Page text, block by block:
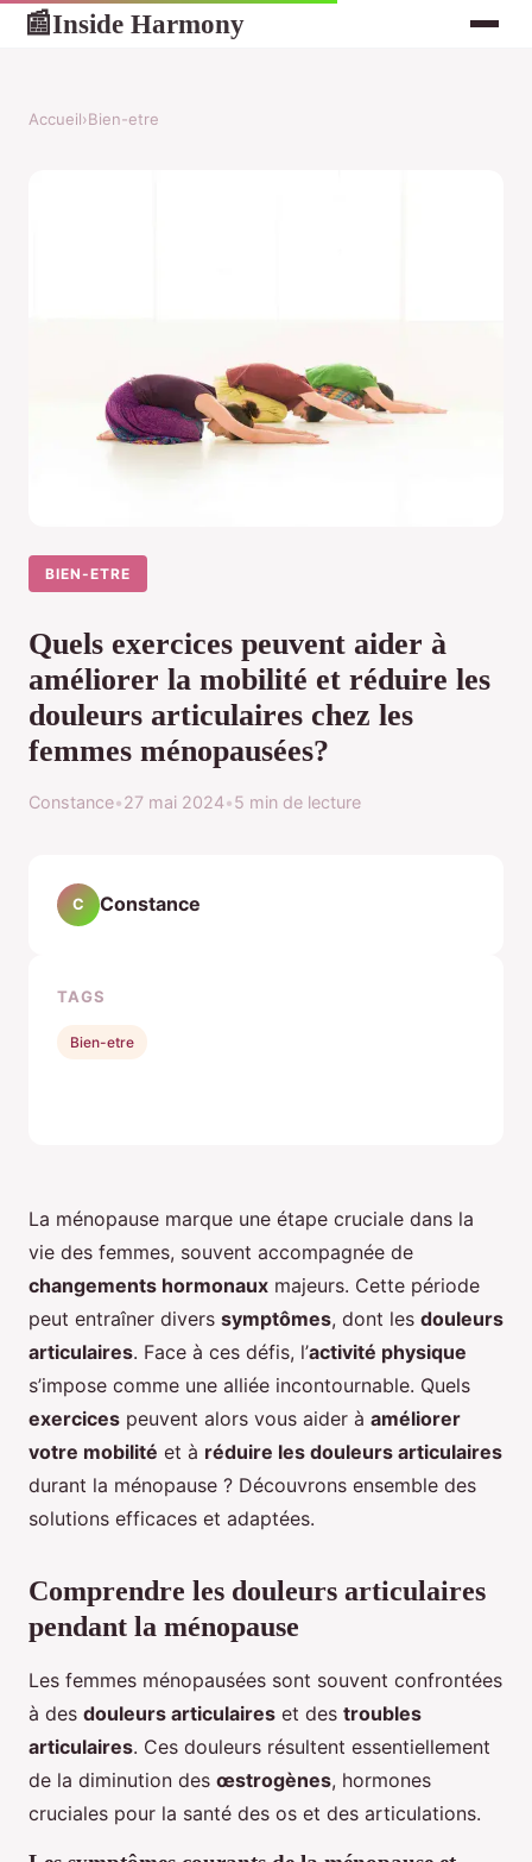
📰Inside Harmony
Accueil›Bien-etre
BIEN-ETRE
Quels exercices peuvent aider à
améliorer la mobilité et réduire les
douleurs articulaires chez les
femmes ménopausées?
Constance•27 mai 2024•5 min de lecture
La ménopause marque une étape cruciale dans la
vie des femmes, souvent accompagnée de
changements hormonaux majeurs. Cette période
peut entraîner divers symptômes, dont les douleurs
articulaires. Face à ces défis, l’activité physique
s’impose comme une alliée incontournable. Quels
exercices peuvent alors vous aider à améliorer
votre mobilité et à réduire les douleurs articulaires
durant la ménopause ? Découvrons ensemble des
solutions efficaces et adaptées.
Comprendre les douleurs articulaires
pendant la ménopause
Les femmes ménopausées sont souvent confrontées
à des douleurs articulaires et des troubles
articulaires. Ces douleurs résultent essentiellement
de la diminution des œstrogènes, hormones
cruciales pour la santé des os et des articulations.
C Constance
TAGS
Bien-etre